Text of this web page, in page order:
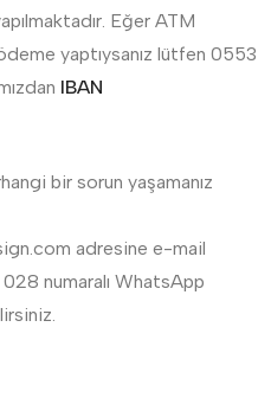
Eğer ATM
yaptıysanız lütfen 0553
IBAN
bir sorun yaşamanız
adresine e-mail
numaralı WhatsApp